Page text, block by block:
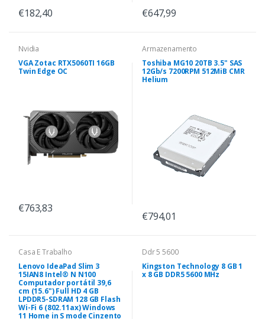
€182,40 €647,99
Nvidia
VGA Zotac RTX5060TI 16GB
Twin Edge OC
€763,83
Armazenamento
Toshiba MG10 20TB 3.5" SAS
12Gb/s 7200RPM 512MiB CMR
Helium
€794,01
Casa E Trabalho
Lenovo IdeaPad Slim 3
15IAN8 Intel® N N100
Computador portátil 39,6
cm (15.6") Full HD 4 GB
LPDDR5-SDRAM 128 GB Flash
Wi-Fi 6 (802.11ax) Windows
11 Home in S mode Cinzento
Ddr 5 5600
Kingston Technology 8 GB 1
x 8 GB DDR5 5600 MHz